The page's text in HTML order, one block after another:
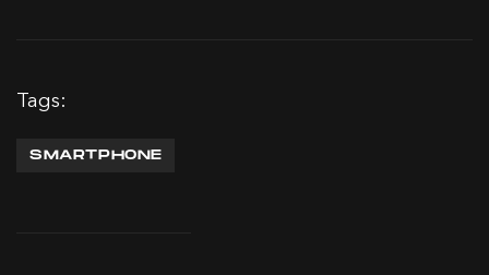
Tags:
SMARTPHONE